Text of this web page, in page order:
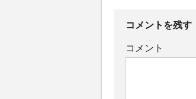
コメントを残す
コメント